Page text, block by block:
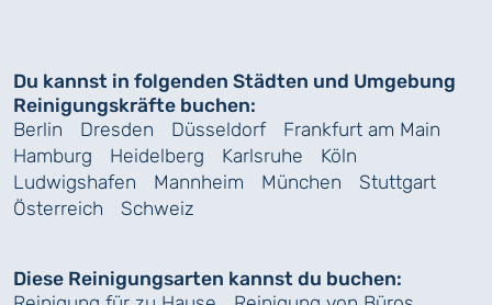
Du kannst in folgenden Städten und Umgebung
Reinigungskräfte buchen:
Berlin
Dresden Düsseldorf
Frankfurt am Main
Hamburg
Heidelberg Karlsruhe
Köln
Ludwigshafen
Mannheim München
Stuttgart
Österreich
Schweiz
Diese Reinigungsarten kannst du buchen: